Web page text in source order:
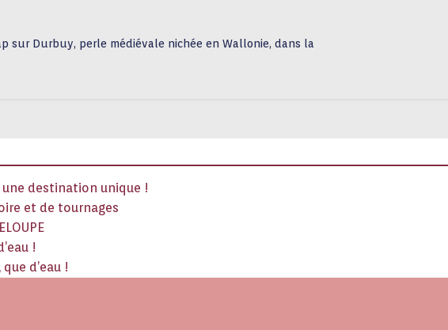
sur Durbuy, perle médiévale nichée en Wallonie, dans la
une destination unique !
et de tournages
!
d’eau !